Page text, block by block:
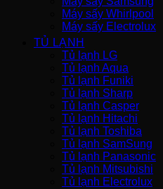
Máy sấy Whirlpool
Máy sấy Electrolux
TỦ LẠNH
Tủ lạnh LG
Tủ lạnh Aqua
Tủ lạnh Funiki
Tủ lạnh Sharp
Tủ lạnh Casper
Tủ lạnh Hitachi
Tủ lạnh Toshiba
Tủ lạnh SamSung
Tủ lạnh Panasonic
Tủ lạnh Mitsubishi
Tủ lạnh Electrolux